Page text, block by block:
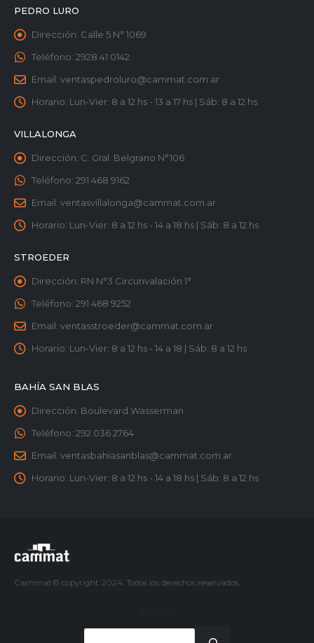
PEDRO LURO
Dirección: Calle 5 N° 1069
Teléfono: 2928 41 0142
Email: ventaspedroluro@cammat.com.ar
Horario: Lun-Vier: 8 a 12 hs - 13 a 17 hs | Sáb: 8 a 12 hs
VILLALONGA
Dirección: C. Gral. Belgrano N°106
Teléfono: 291 468 9162
Email: ventasvillalonga@cammat.com.ar
Horario: Lun-Vier: 8 a 12 hs - 14 a 18 hs | Sáb: 8 a 12 hs
STROEDER
Dirección: RN N°3 Circunvalación 1°
Teléfono: 291 468 9252
Email: ventasstroeder@cammat.com.ar
Horario: Lun-Vier: 8 a 12 hs - 14 a 18 | Sáb: 8 a 12 hs
BAHÍA SAN BLAS
Dirección: Boulevard Wasserman
Teléfono: 292 036 2764
Email: ventasbahiasanblas@cammat.com.ar
Horario: Lun-Vier: 8 a 12 hs - 14 a 18 hs | Sáb: 8 a 12 hs
Cammat© copyright 2024. Todos los derechos reservados.